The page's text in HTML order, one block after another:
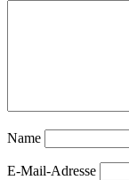
Name
E-Mail-Adresse